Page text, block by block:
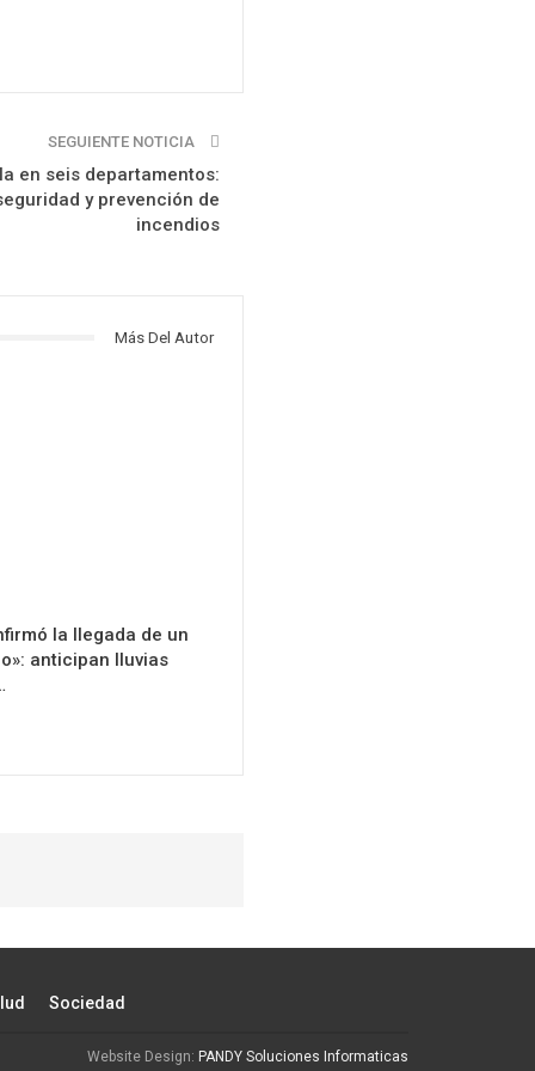
SEGUIENTE NOTICIA
en seis departamentos:
y prevención de
incendios
Más Del Autor
la llegada de un
anticipan lluvias
Sociedad
Website Design: PANDY Soluciones Informaticas